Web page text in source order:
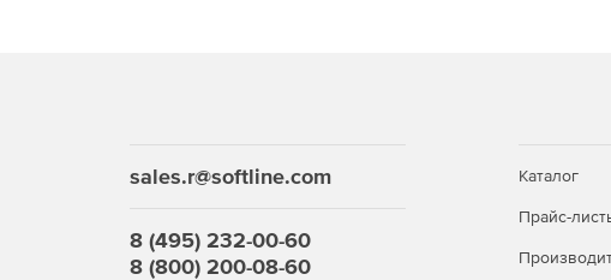
sales.r@softline.com
8 (495) 232-00-60
8 (800) 200-08-60
Каталог
Прайс-